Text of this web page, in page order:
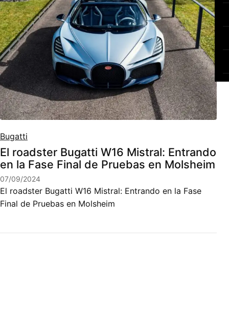
Bugatti
El roadster Bugatti W16 Mistral: Entrando
en la Fase Final de Pruebas en Molsheim
07/09/2024
El roadster Bugatti W16 Mistral: Entrando en la Fase
Final de Pruebas en Molsheim